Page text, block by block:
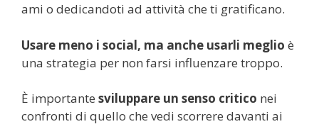
ami o dedicandoti ad attività che ti gratificano.
Usare meno i social, ma anche usarli meglio è
una strategia per non farsi influenzare troppo.
È importante sviluppare un senso critico nei
confronti di quello che vedi scorrere davanti ai